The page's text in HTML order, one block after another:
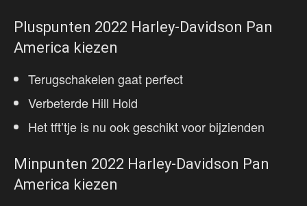
Pluspunten 2022 Harley-Davidson Pan
America kiezen
Terugschakelen gaat perfect
Verbeterde Hill Hold
Het tft’tje is nu ook geschikt voor bijzienden
Minpunten 2022 Harley-Davidson Pan
America kiezen